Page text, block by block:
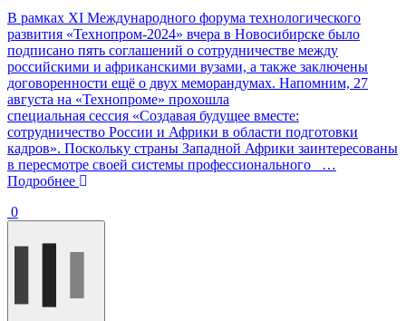
В рамках XI Международного форума технологического
развития «Технопром-2024» вчера в Новосибирске было
подписано пять соглашений о сотрудничестве между
российскими и африканскими вузами, а также заключены
договоренности ещё о двух меморандумах. Напомним, 27
августа на «Технопроме» прохошла
специальная сессия «Создавая будущее вместе:
сотрудничество России и Африки в области подготовки
кадров». Поскольку страны Западной Африки заинтересованы
в пересмотре своей системы профессионального
…
Подробнее
0